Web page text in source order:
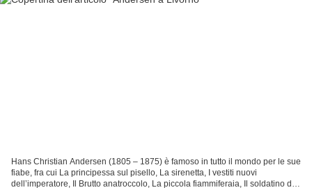
Hans Christian Andersen (1805 – 1875) è famoso in tutto il mondo per le sue
fiabe, fra cui La principessa sul pisello, La sirenetta, I vestiti nuovi
dell’imperatore, Il Brutto anatroccolo, La piccola fiammiferaia, Il soldatino di